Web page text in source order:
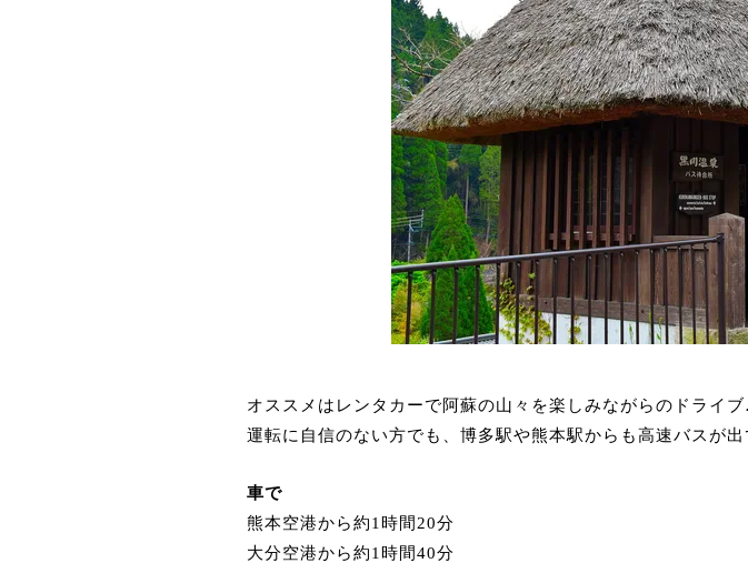
オススメはレンタカーで阿蘇の山々を楽しみながらのドライ
運転に自信のない方でも、博多駅や熊本駅からも高速バスが
車で
熊本空港から約1時間20分
大分空港から約1時間40分